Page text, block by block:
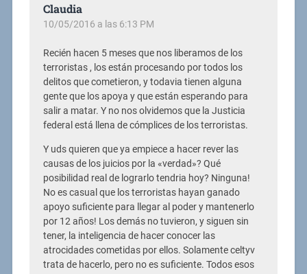
Claudia
10/05/2016 a las 6:13 PM
Recién hacen 5 meses que nos liberamos de los
terroristas , los están procesando por todos los
delitos que cometieron, y todavia tienen alguna
gente que los apoya y que están esperando para
salir a matar. Y no nos olvidemos que la Justicia
federal está llena de cómplices de los terroristas.
Y uds quieren que ya empiece a hacer rever las
causas de los juicios por la «verdad»? Qué
posibilidad real de lograrlo tendria hoy? Ninguna!
No es casual que los terroristas hayan ganado
apoyo suficiente para llegar al poder y mantenerlo
por 12 años! Los demás no tuvieron, y siguen sin
tener, la inteligencia de hacer conocer las
atrocidades cometidas por ellos. Solamente celtyv
trata de hacerlo, pero no es suficiente. Todos esos